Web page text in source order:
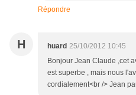
Répondre
H huard 25/10/2012 10:45
Bonjour Jean Claude ,cet
est superbe , mais nous
cordialement<br /> Jean